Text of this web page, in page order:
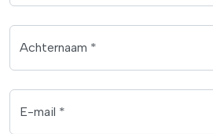
Achternaam *
E-mail *